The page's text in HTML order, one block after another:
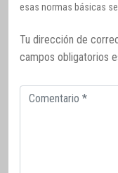
esas normas básicas
Tu dirección de
campos obligatorios
Comentario